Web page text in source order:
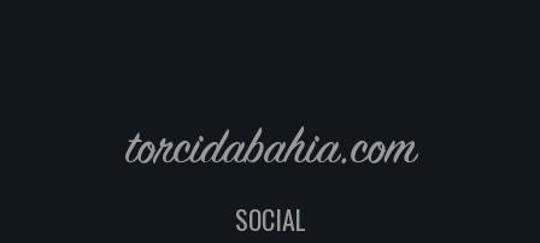
torcidabahia.com
SOCIAL